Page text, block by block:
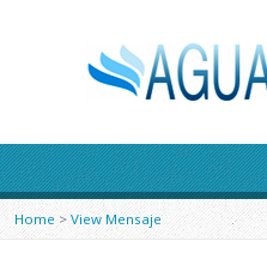
Home > View Mensaje